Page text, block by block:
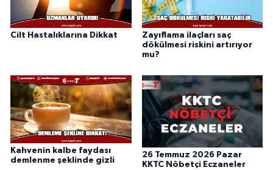
Cilt Hastalıklarına Dikkat
Zayıflama ilaçları saç
dökülmesi riskini artırıyor
mu?
Kahvenin kalbe faydası
demlenme şeklinde gizli
26 Temmuz 2026 Pazar
KKTC Nöbetçi Eczaneler